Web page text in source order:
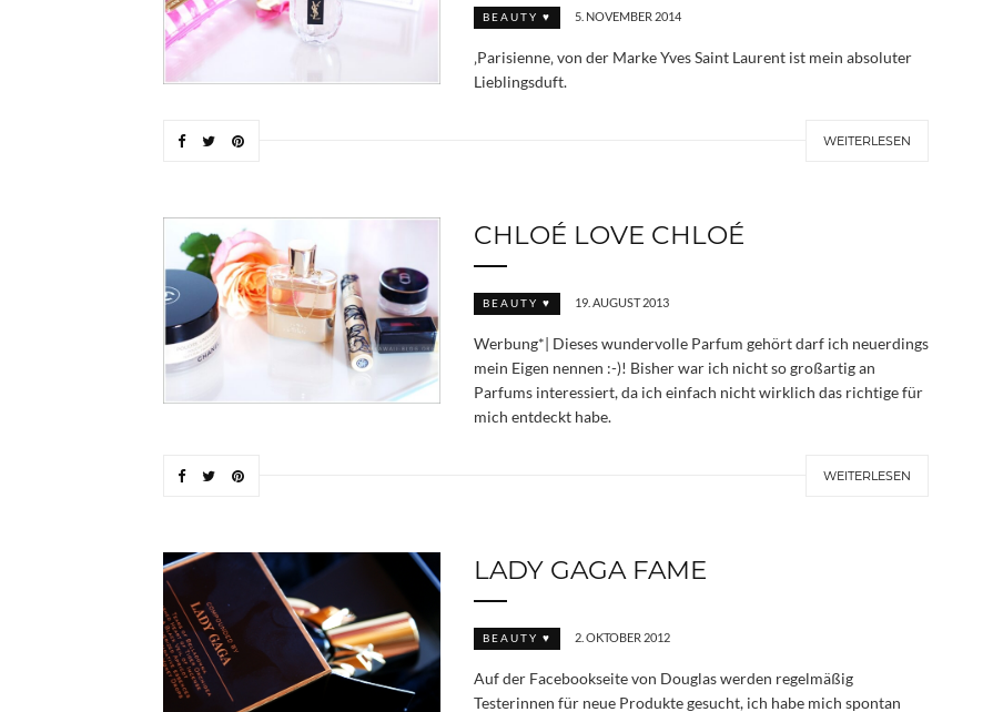
BEAUTY ♥ 5. NOVEMBER 2014
‚Parisienne‚ von der Marke Yves Saint Laurent ist mein absoluter
Lieblingsduft.
WEITERLESEN
CHLOÉ LOVE CHLOÉ
BEAUTY ♥ 19. AUGUST 2013
Werbung*| Dieses wundervolle Parfum gehört darf ich neuerdings
mein Eigen nennen :-)! Bisher war ich nicht so großartig an
Parfums interessiert, da ich einfach nicht wirklich das richtige für
mich entdeckt habe.
WEITERLESEN
LADY GAGA FAME
BEAUTY ♥ 2. OKTOBER 2012
Auf der Facebookseite von Douglas werden regelmäßig
Testerinnen für neue Produkte gesucht, ich habe mich spontan